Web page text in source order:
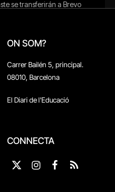
ON SOM?
Carrer Bailén 5, principal.
08010, Barcelona
El Diari de l'Educació
CONNECTA
X
Instagram
Facebook
RSS